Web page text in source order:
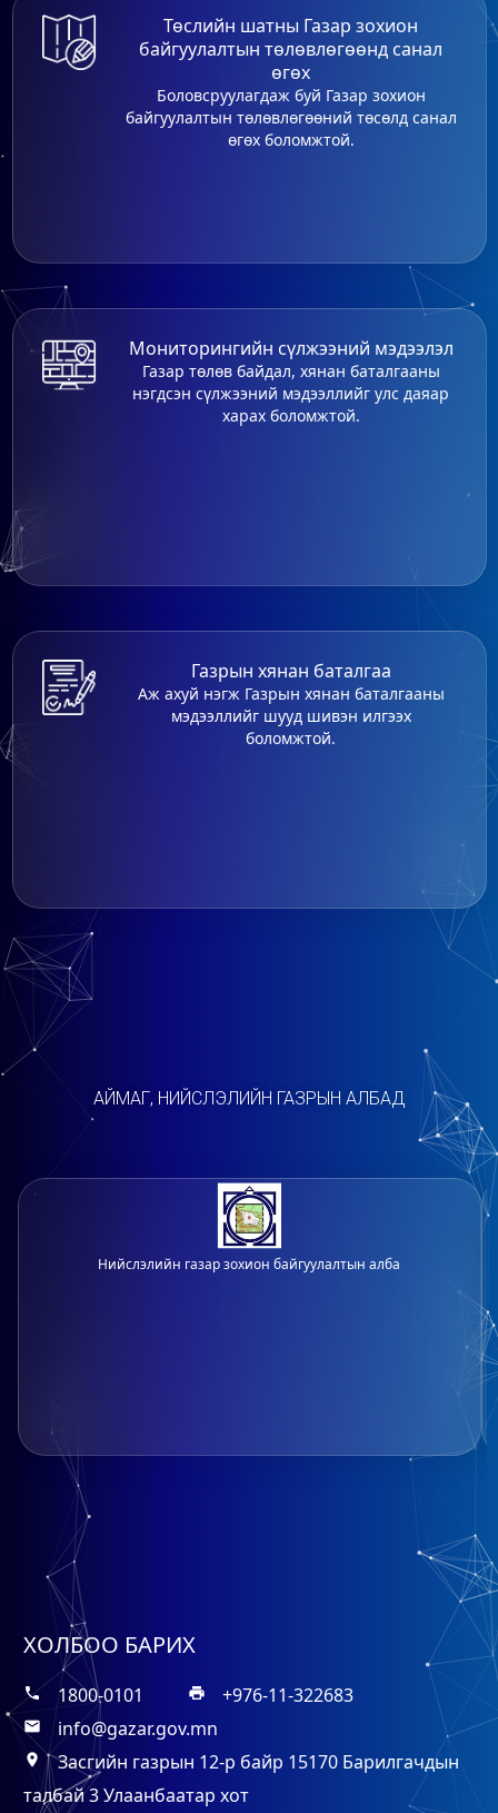
Төслийн шатны Газар зохион
байгуулалтын төлөвлөгөөнд санал
өгөх
Боловсруулагдаж буй Газар зохион
байгуулалтын төлөвлөгөөний төсөлд санал
өгөх боломжтой.
Мониторингийн сүлжээний мэдээлэл
Газар төлөв байдал, хянан баталгааны
нэгдсэн сүлжээний мэдээллийг улс даяар
харах боломжтой.
Газрын хянан баталгаа
Аж ахуй нэгж Газрын хянан баталгааны
мэдээллийг шууд шивэн илгээх
боломжтой.
АЙМАГ, НИЙСЛЭЛИЙН ГАЗРЫН АЛБАД
Нийслэлийн газар зохион байгуулалтын алба
ХОЛБОО БАРИХ
phone 1800-0101 print +976-11-322683
mail info@gazar.gov.mn
place
Засгийн газрын 12-р байр 15170 Барилгачдын
талбай 3 Улаанбаатар хот